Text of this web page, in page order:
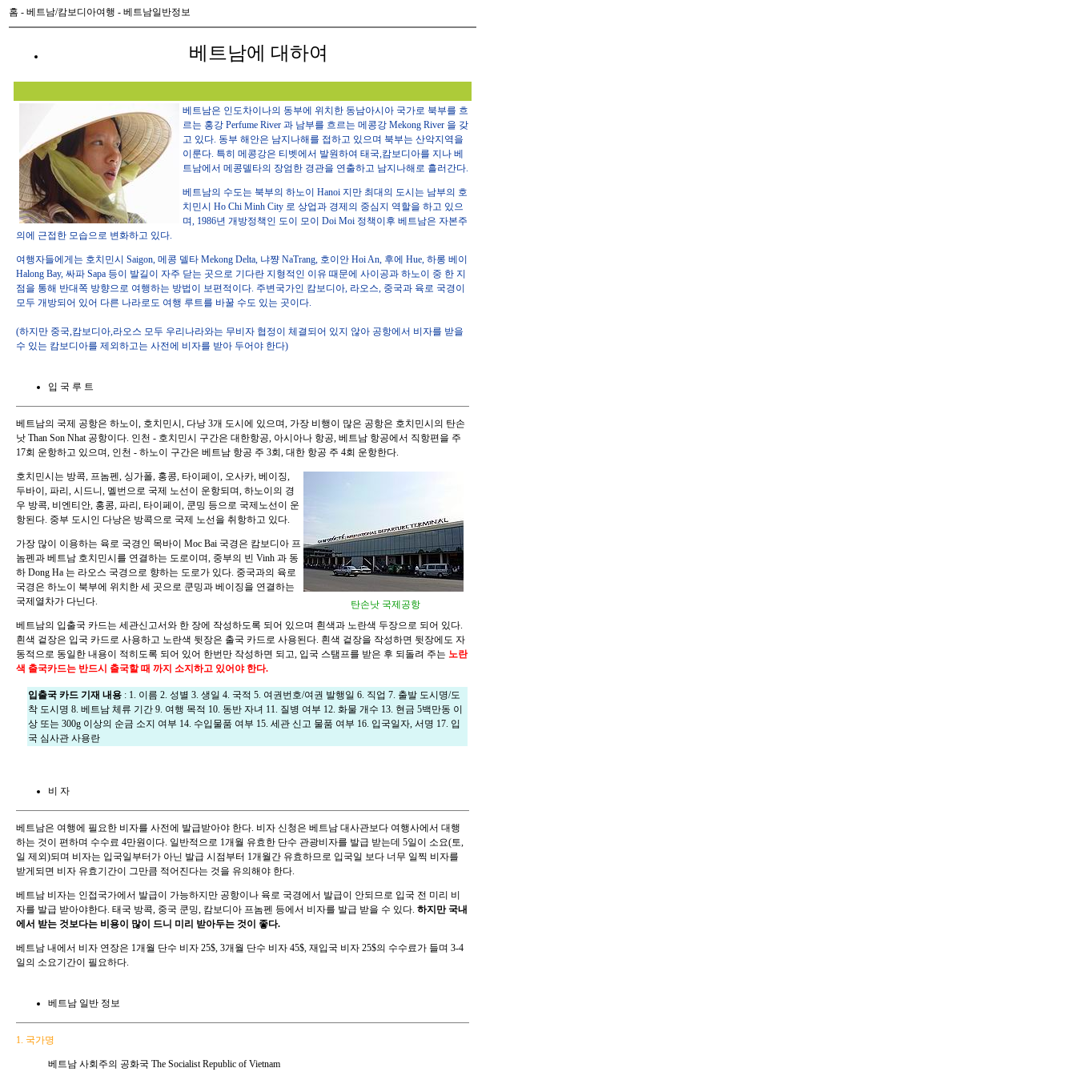
홈 - 베트남/캄보디아여행 - 베트남일반정보
베트남에 대하여
베트남은 인도차이나의 동부에 위치한 동남아시아 국가로 북부를 흐
르는 홍강 Perfume River 과 남부를 흐르는 메콩강 Mekong River 을 갖
고 있다. 동부 해안은 남지나해를 접하고 있으며 북부는 산악지역을
이룬다. 특히 메콩강은 티벳에서 발원하여 태국,캄보디아를 지나 베
트남에서 메콩델타의 장엄한 경관을 연출하고 남지나해로 흘러간다.
베트남의 수도는 북부의 하노이 Hanoi 지만 최대의 도시는 남부의 호
치민시 Ho Chi Minh City 로 상업과 경제의 중심지 역할을 하고 있으
며, 1986년 개방정책인 도이 모이 Doi Moi 정책이후 베트남은 자본주
의에 근접한 모습으로 변화하고 있다.
여행자들에게는 호치민시 Saigon, 메콩 델타 Mekong Delta, 냐쨩 NaTrang, 호이안 Hoi An, 후에 Hue, 하롱 베이
Halong Bay, 싸파 Sapa 등이 발길이 자주 닫는 곳으로 기다란 지형적인 이유 때문에 사이공과 하노이 중 한 지
점을 통해 반대쪽 방향으로 여행하는 방법이 보편적이다. 주변국가인 캄보디아, 라오스, 중국과 육로 국경이
모두 개방되어 있어 다른 나라로도 여행 루트를 바꿀 수도 있는 곳이다.
(하지만 중국,캄보디아,라오스 모두 우리나라와는 무비자 협정이 체결되어 있지 않아 공항에서 비자를 받을
수 있는 캄보디아를 제외하고는 사전에 비자를 받아 두어야 한다)
입 국 루 트
베트남의 국제 공항은 하노이, 호치민시, 다낭 3개 도시에 있으며, 가장 비행이 많은 공항은 호치민시의 탄손
낫 Than Son Nhat 공항이다. 인천 - 호치민시 구간은 대한항공, 아시아나 항공, 베트남 항공에서 직항편을 주
17회 운항하고 있으며, 인천 - 하노이 구간은 베트남 항공 주 3회, 대한 항공 주 4회 운항한다.
탄손낫 국제공항
호치민시는 방콕, 프놈펜, 싱가폴, 홍콩, 타이페이, 오사카, 베이징,
두바이, 파리, 시드니, 멜번으로 국제 노선이 운항되며, 하노이의 경
우 방콕, 비엔티안, 홍콩, 파리, 타이페이, 쿤밍 등으로 국제노선이 운
항된다. 중부 도시인 다낭은 방콕으로 국제 노선을 취항하고 있다.
가장 많이 이용하는 육로 국경인 목바이 Moc Bai 국경은 캄보디아 프
놈펜과 베트남 호치민시를 연결하는 도로이며, 중부의 빈 Vinh 과 동
하 Dong Ha 는 라오스 국경으로 향하는 도로가 있다. 중국과의 육로
국경은 하노이 북부에 위치한 세 곳으로 쿤밍과 베이징을 연결하는
국제열차가 다닌다.
베트남의 입출국 카드는 세관신고서와 한 장에 작성하도록 되어 있으며 흰색과 노란색 두장으로 되어 있다.
흰색 겉장은 입국 카드로 사용하고 노란색 뒷장은 출국 카드로 사용된다. 흰색 겉장을 작성하면 뒷장에도 자
동적으로 동일한 내용이 적히도록 되어 있어 한번만 작성하면 되고, 입국 스탬프를 받은 후 되돌려 주는 노란
색 출국카드는 반드시 출국할 때 까지 소지하고 있어야 한다.
입출국 카드 기재 내용 : 1. 이름 2. 성별 3. 생일 4. 국적 5. 여권번호/여권 발행일 6. 직업 7. 출발 도시명/도
착 도시명 8. 베트남 체류 기간 9. 여행 목적 10. 동반 자녀 11. 질병 여부 12. 화물 개수 13. 현금 5백만동 이
상 또는 300g 이상의 순금 소지 여부 14. 수입물품 여부 15. 세관 신고 물품 여부 16. 입국일자, 서명 17. 입
국 심사관 사용란
비 자
베트남은 여행에 필요한 비자를 사전에 발급받아야 한다. 비자 신청은 베트남 대사관보다 여행사에서 대행
하는 것이 편하며 수수료 4만원이다. 일반적으로 1개월 유효한 단수 관광비자를 발급 받는데 5일이 소요(토,
일 제외)되며 비자는 입국일부터가 아닌 발급 시점부터 1개월간 유효하므로 입국일 보다 너무 일찍 비자를
받게되면 비자 유효기간이 그만큼 적어진다는 것을 유의해야 한다.
베트남 비자는 인접국가에서 발급이 가능하지만 공항이나 육로 국경에서 발급이 안되므로 입국 전 미리 비
자를 발급 받아야한다. 태국 방콕, 중국 쿤밍, 캄보디아 프놈펜 등에서 비자를 발급 받을 수 있다. 하지만 국내
에서 받는 것보다는 비용이 많이 드니 미리 받아두는 것이 좋다.
베트남 내에서 비자 연장은 1개월 단수 비자 25$, 3개월 단수 비자 45$, 재입국 비자 25$의 수수료가 들며 3-4
일의 소요기간이 필요하다.
베트남 일반 정보
1. 국가명
베트남 사회주의 공화국 The Socialist Republic of Vietnam